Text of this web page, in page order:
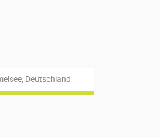
Deutschland